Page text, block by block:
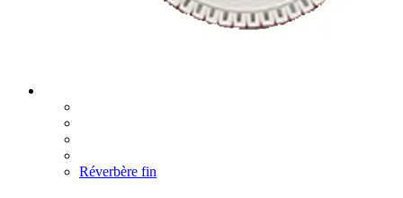
Réverbère fin